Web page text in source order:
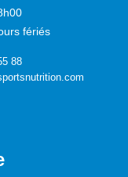
fériés
88